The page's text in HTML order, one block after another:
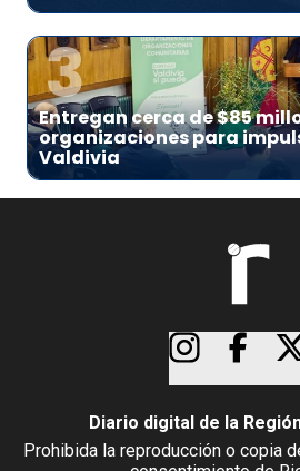
3
Entregan cerca de $85
organizaciones para
Valdivia
Diario digital de la
Prohibida la reproducción o copia